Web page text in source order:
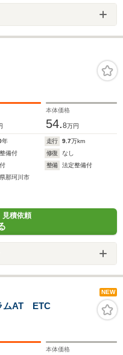
本体価格
54.8万円
年 走行 9.7万km
備付 修復
なし
整備
法定整備付
那珂川市
見積依頼
NEW
ムAT ETC
本体価格